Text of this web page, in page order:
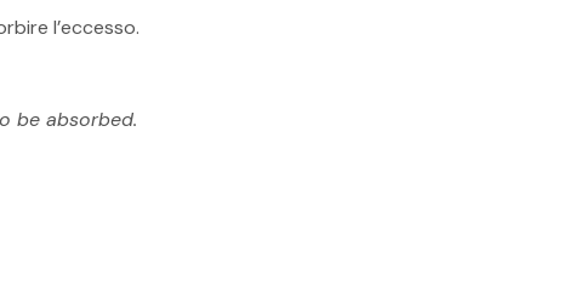
l’eccesso.
be absorbed.